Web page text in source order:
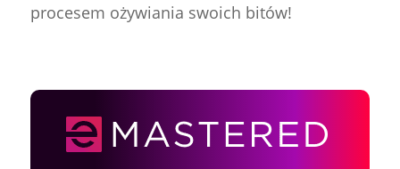
procesem ożywiania swoich bitów!